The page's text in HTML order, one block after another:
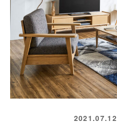
2021.07.12